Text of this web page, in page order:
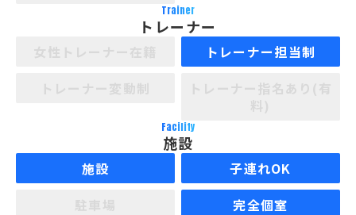
Trainer
トレーナー
トレーナー担当制
Facility
施設
施設
子連れOK
完全個室